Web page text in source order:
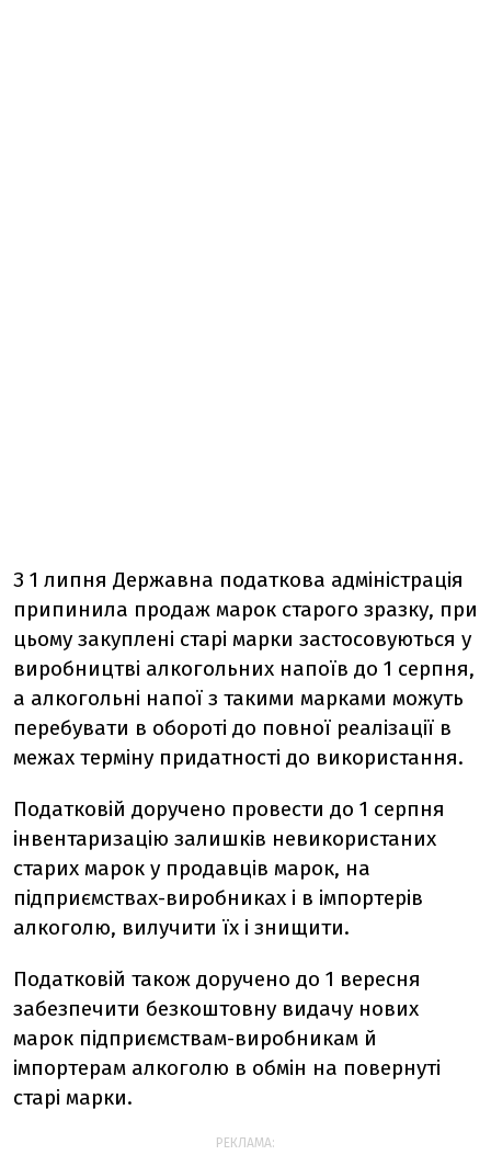
З 1 липня Державна податкова адміністрація
припинила продаж марок старого зразку, при
цьому закуплені старі марки застосовуються у
виробництві алкогольних напоїв до 1 серпня,
а алкогольні напої з такими марками можуть
перебувати в обороті до повної реалізації в
межах терміну придатності до використання.
Податковій доручено провести до 1 серпня
інвентаризацію залишків невикористаних
старих марок у продавців марок, на
підприємствах-виробниках і в імпортерів
алкоголю, вилучити їх і знищити.
Податковій також доручено до 1 вересня
забезпечити безкоштовну видачу нових
марок підприємствам-виробникам й
імпортерам алкоголю в обмін на повернуті
старі марки.
РЕКЛАМА: